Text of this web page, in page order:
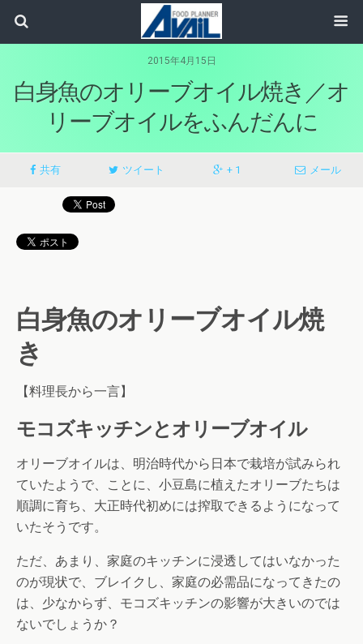
2015年4月15日
白身魚のオリーブオイル焼き／オ
リーブオイルをふんだんに
共有 ツイート + 1 メール
白身魚のオリーブオイル焼
き
【料理長から一言】
モコズキッチンとオリーブオイル
オリーブオイルは、明治時代から日本で栽培が試みられ
ていたようで、ことに、小豆島に植えたオリーブたちは
順調に育ち、大正時代初めには搾取できるようになって
いたそうです。
ただ、あまり、家庭のキッチンに浸透してはいなかった
のが現状で、ブレイクし、家庭の必需品になってきたの
は、少なからず、モコズキッチンの影響が大きいのでは
ないでしょうか？